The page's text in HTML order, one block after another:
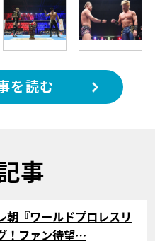
を読む
事
朝『ワールドプロレスリ
！ファン待望…